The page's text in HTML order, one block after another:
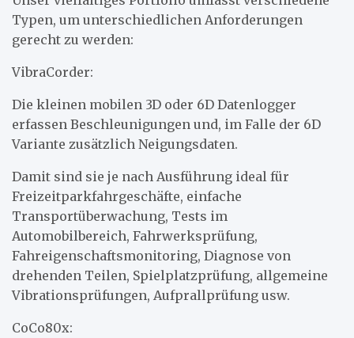
Typen, um unterschiedlichen Anforderungen
gerecht zu werden:
VibraCorder:
Die kleinen mobilen 3D oder 6D Datenlogger
erfassen Beschleunigungen und, im Falle der 6D
Variante zusätzlich Neigungsdaten.
Damit sind sie je nach Ausführung ideal für
Freizeitparkfahrgeschäfte, einfache
Transportüberwachung, Tests im
Automobilbereich, Fahrwerksprüfung,
Fahreigenschaftsmonitoring, Diagnose von
drehenden Teilen, Spielplatzprüfung, allgemeine
Vibrationsprüfungen, Aufprallprüfung usw.
CoCo80x: